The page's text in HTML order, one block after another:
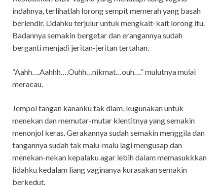
indahnya, terlihatlah lorong sempit memerah yang basah
berlendir. Lidahku terjulur untuk mengkait-kait lorong itu.
Badannya semakin bergetar dan erangannya sudah
berganti menjadi jeritan-jeritan tertahan.
“Aahh….Aahhh….Ouhh…nikmat…ouh….” mulutnya mulai
meracau.
Jempol tangan kananku tak diam, kugunakan untuk
menekan dan memutar-mutar klentitnya yang semakin
menonjol keras. Gerakannya sudah semakin menggila dan
tangannya sudah tak malu-malu lagi mengusap dan
menekan-nekan kepalaku agar lebih dalam memasukkkan
lidahku kedalam liang vaginanya kurasakan semakin
berkedut.